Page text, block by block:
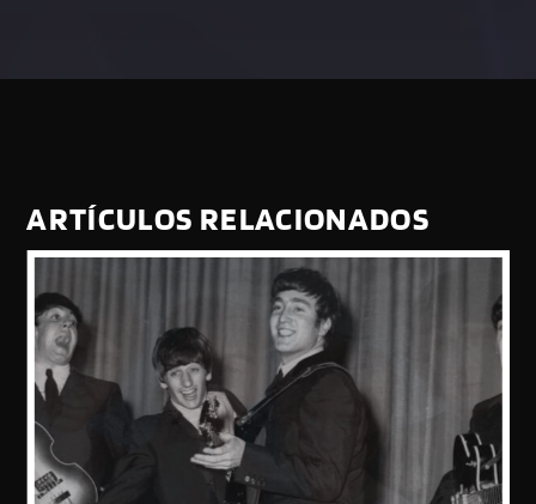
ARTÍCULOS RELACIONADOS